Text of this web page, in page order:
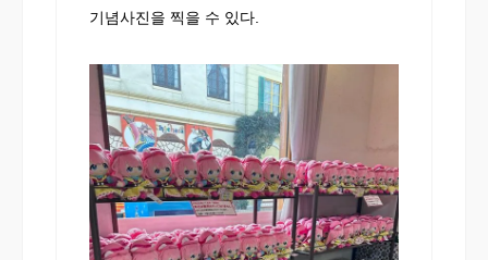
기념사진을 찍을 수 있다.